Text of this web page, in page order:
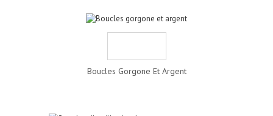
Boucles Gorgone Et Argent